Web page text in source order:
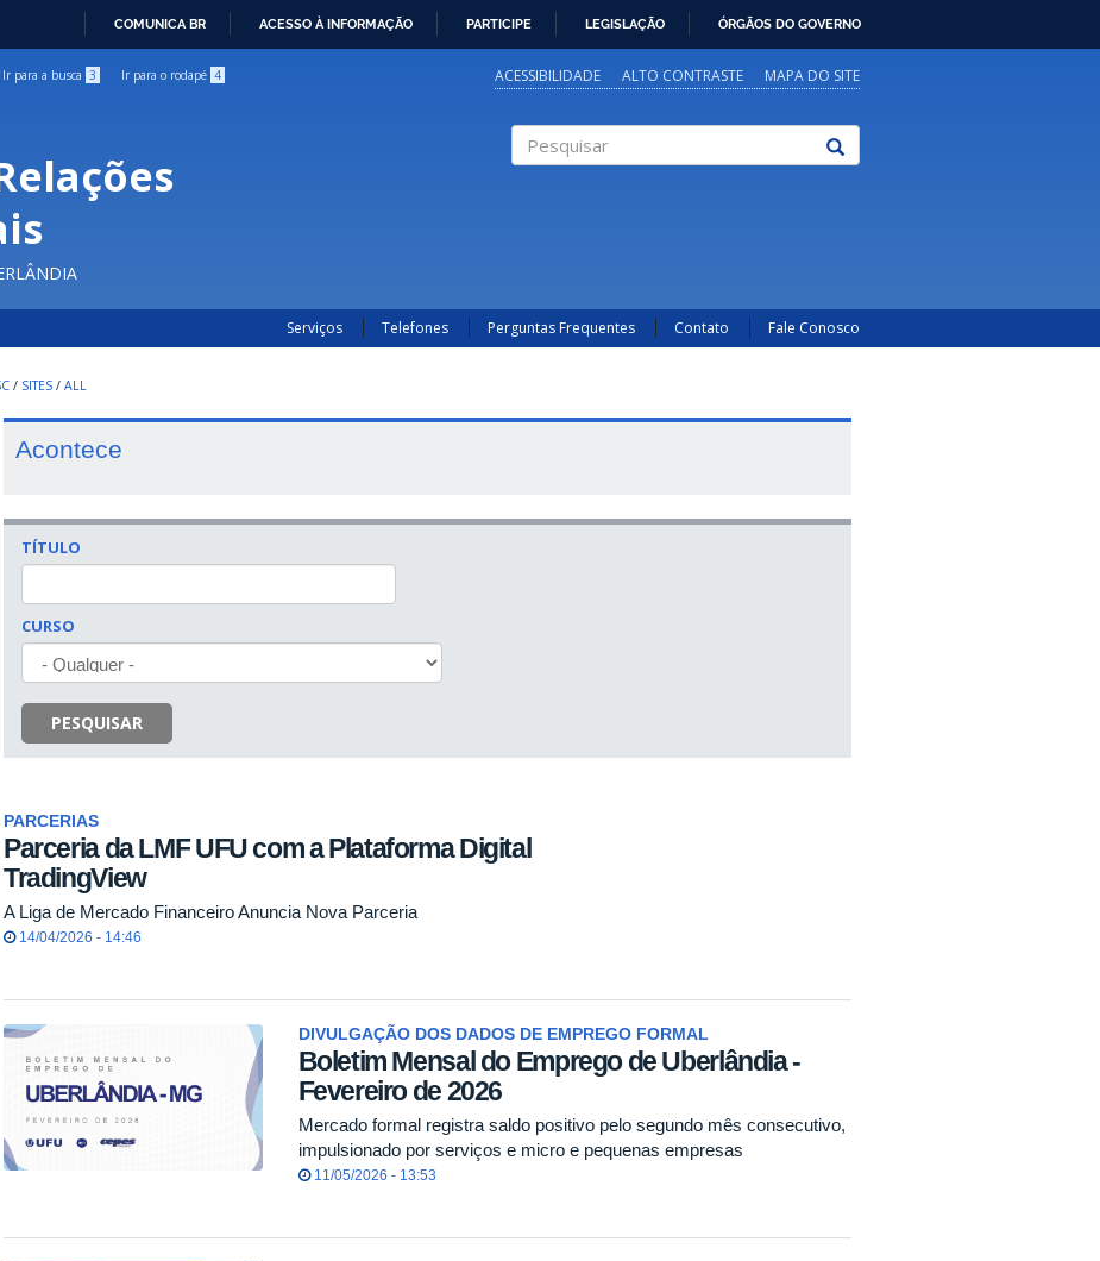
COMUNICA BR ACESSO À INFORMAÇÃO PARTICIPE LEGISLAÇÃO ÓRGÃOS DO GOVERNO
Ir para a busca 3 Ir para o rodapé 4 ACESSIBILIDADE ALTO CONTRASTE MAPA DO SITE
Serviços Telefones Perguntas Frequentes Contato Fale Conosco
/ SITES / ALL
Acontece
TÍTULO
CURSO
PESQUISAR
PARCERIAS
Parceria da LMF UFU com a Plataforma Digital
TradingView
A Liga de Mercado Financeiro Anuncia Nova Parceria
14/04/2026 - 14:46
DIVULGAÇÃO DOS DADOS DE EMPREGO FORMAL
Boletim Mensal do Emprego de Uberlândia -
Fevereiro de 2026
Mercado formal registra saldo positivo pelo segundo mês consecutivo,
impulsionado por serviços e micro e pequenas empresas
11/05/2026 - 13:53